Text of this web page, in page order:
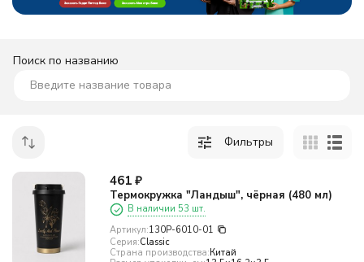
Поиск по названию
Фильтры
461 ₽
Термокружка "Ландыш", чёрная (480 мл)
В наличии 53 шт.
Артикул:130P-6010-01
Серия:Classic
Страна производства:Китай